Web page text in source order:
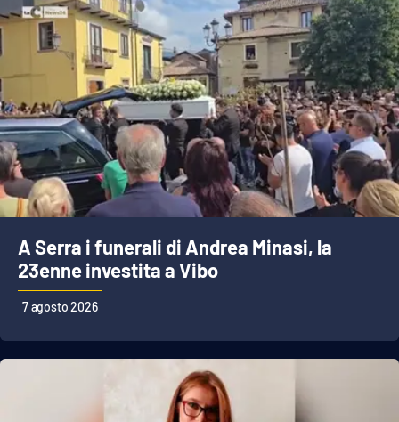
EDIZIONI
LOCALI
Catanzaro
Crotone
Vibo Valentia
Cosenza
A Serra i funerali di Andrea Minasi, la
23enne investita a Vibo
7 agosto 2026